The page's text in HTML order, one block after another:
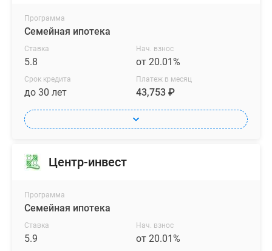
Программа
Семейная ипотека
Ставка
5.8
Нач. взнос
от 20.01%
Срок кредита
до 30 лет
Платеж в месяц
43,753 ₽
Центр-инвест
Программа
Семейная ипотека
Ставка
5.9
Нач. взнос
от 20.01%